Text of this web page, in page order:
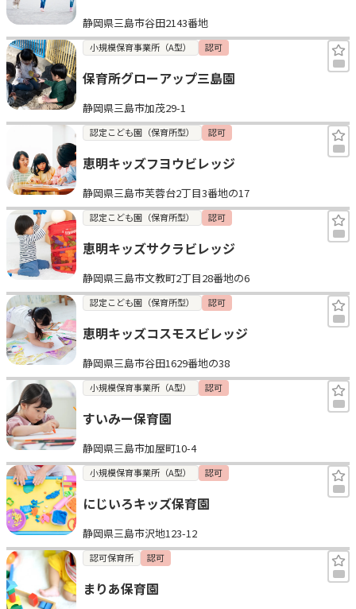
静岡県三島市谷田2143番地
小規模保育事業所（A型） 認可
保育所グローアップ三島園
静岡県三島市加茂29-1
認定こども園（保育所型） 認可
恵明キッズフヨウビレッジ
静岡県三島市芙蓉台2丁目3番地の17
認定こども園（保育所型） 認可
恵明キッズサクラビレッジ
静岡県三島市文教町2丁目28番地の6
認定こども園（保育所型） 認可
恵明キッズコスモスビレッジ
静岡県三島市谷田1629番地の38
小規模保育事業所（A型） 認可
すいみー保育園
静岡県三島市加屋町10-4
小規模保育事業所（A型） 認可
にじいろキッズ保育園
静岡県三島市沢地123-12
認可保育所 認可
まりあ保育園